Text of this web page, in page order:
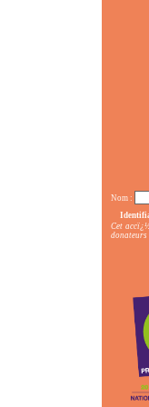
Nom :
Cet
donateurs